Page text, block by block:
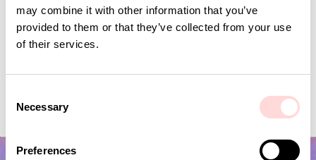
may combine it with other information that you’ve
provided to them or that they’ve collected from your use
of their services.
Necessary
Preferences
Pris:1 950 kr
1 950 kr 1 350 kr